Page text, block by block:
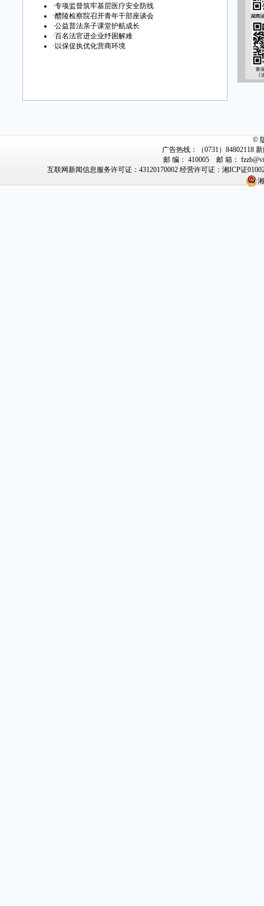
·专项监督筑牢基层医疗安全防线
·醴陵检察院召开青年干部座谈会
·公益普法亲子课堂护航成长
·百名法官进企业纾困解难
· 以保促执优化营商环境
©
广告热线：（0731）84802118
邮 编： 410005 邮 箱：
互联网新闻信息服务许可证：43120170002经营许可证：湘ICP证